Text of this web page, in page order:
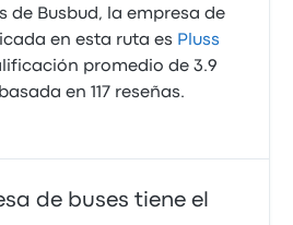
de Busbud, la empresa de
en esta ruta es Pluss
promedio de 3.9
en 117 reseñas.
de buses tiene el